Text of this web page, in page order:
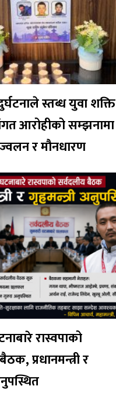
स्तब्ध युवा शक्ति
आरोहीको सम्झनामा
र मौनधारण
रास्वपाको
प्रधानमन्त्री र